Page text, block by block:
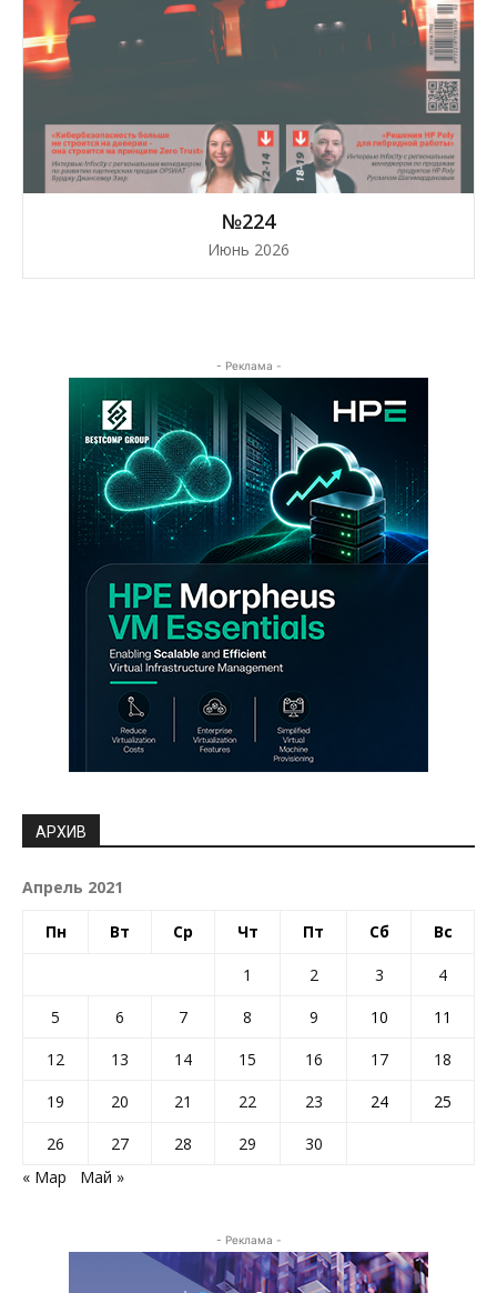
№224
Июнь 2026
- Реклама -
АРХИВ
Апрель 2021
Пн Вт Ср Чт Пт Сб Вс
1 2 3
4
5
6 7 8 9 10
11
12
13 14 15 16 17
18
19
20 21 22 23 24
25
26
27 28 29
30
« Мар
Май »
- Реклама -